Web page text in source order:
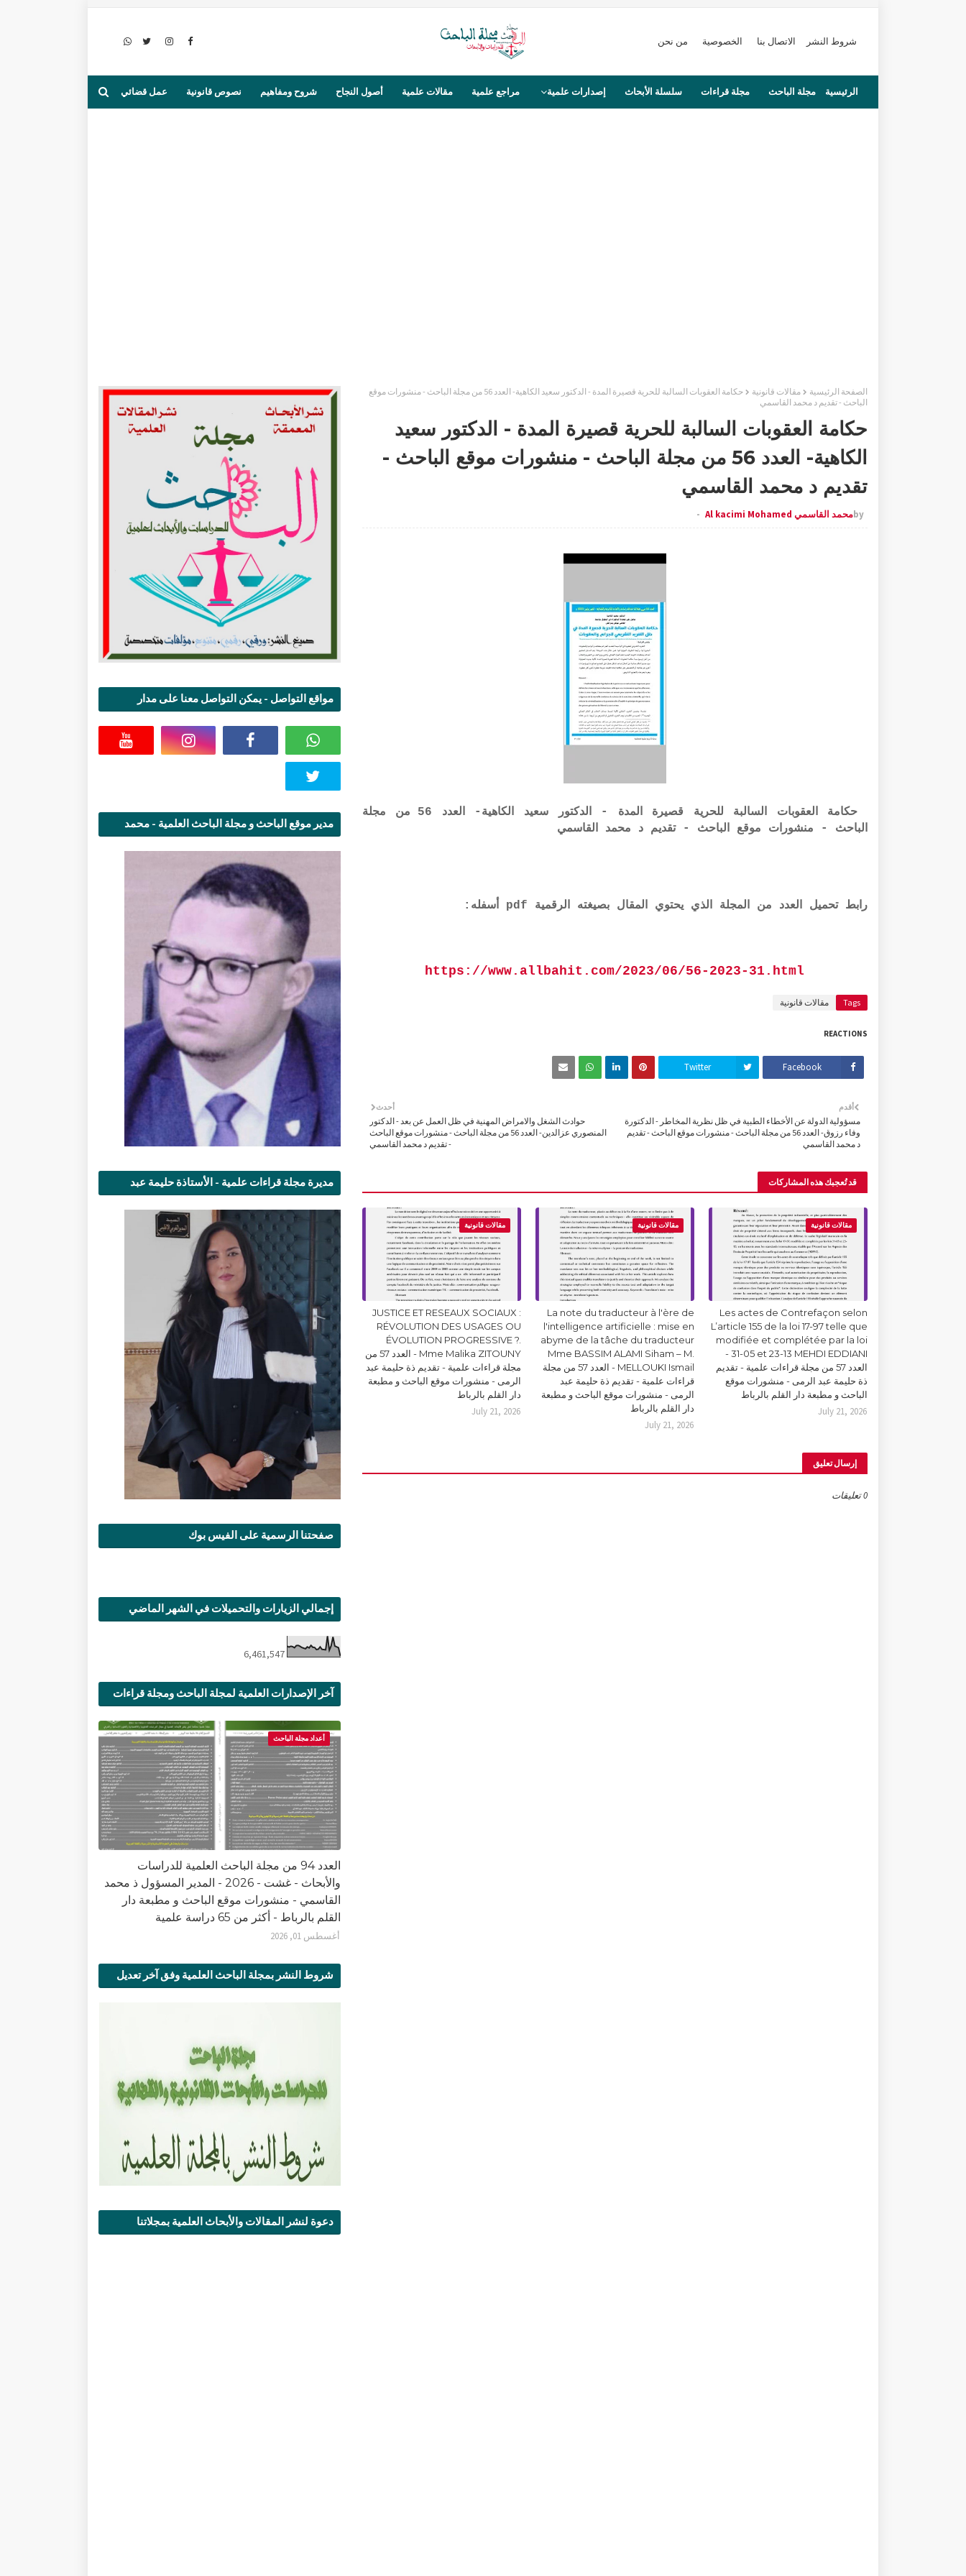
شروط النشر الاتصال بنا الخصوصية من نحن
الرئيسية مجلة الباحث مجلة قراءات سلسلة الأبحاث إصدارات علمية مراجع علمية مقالات علمية أصول النجاح شروح ومفاهيم نصوص قانونية عمل قضائي
الصفحة الرئيسية مقالات قانونية
حكامة العقوبات السالبة للحرية قصيرة المدة - الدكتور سعيد الكاهية- العدد 56 من مجلة الباحث - منشورات موقع
الباحث - تقديم د محمد القاسمي
حكامة العقوبات السالبة للحرية قصيرة المدة - الدكتور سعيد
الكاهية- العدد 56 من مجلة الباحث - منشورات موقع الباحث -
تقديم د محمد القاسمي
byمحمد القاسمي Al kacimi Mohamed
حكامة العقوبات السالبة للحرية قصيرة المدة - الدكتور سعيد الكاهية- العدد 56 من مجلة
الباحث - منشورات موقع الباحث - تقديم د محمد القاسمي
رابط تحميل العدد من المجلة الذي يحتوي المقال بصيغته الرقمية pdf أسفله:
https://www.allbahit.com/2023/06/56-2023-31.html
Tags مقالات قانونية
REACTIONS
Facebook
Twitter
أحدث
حوادث الشغل والامراض المهنية في ظل العمل عن بعد - الدكتور
المنصوري عزالدين- العدد 56 من مجلة الباحث - منشورات موقع الباحث
- تقديم د محمد القاسمي
أقدم
مسؤولية الدولة عن الأخطاء الطبية في ظل نظرية المخاطر - الدكتورة
وفاء رزوق- العدد 56 من مجلة الباحث - منشورات موقع الباحث - تقديم
د محمد القاسمي
قد تُعجبك هذه المشاركات
مقالات قانونية
Les actes de Contrefaçon selon
L’article 155 de la loi 17-97 telle que
modifiée et complétée par la loi
31-05 et 23-13 MEHDI EDDIANI -
العدد 57 من مجلة قراءات علمية - تقديم
ذة حليمة عبد الرمى - منشورات موقع
الباحث و مطبعة دار القلم بالرباط
July 21, 2026
مقالات قانونية
La note du traducteur à l'ère de
l'intelligence artificielle : mise en
abyme de la tâche du traducteur
Mme BASSIM ALAMI Siham – M.
MELLOUKI Ismail - العدد 57 من مجلة
قراءات علمية - تقديم ذة حليمة عبد
الرمى - منشورات موقع الباحث و مطبعة
دار القلم بالرباط
July 21, 2026
مقالات قانونية
JUSTICE ET RESEAUX SOCIAUX :
RÉVOLUTION DES USAGES OU
ÉVOLUTION PROGRESSIVE ?.
Mme Malika ZITOUNY - العدد 57 من
مجلة قراءات علمية - تقديم ذة حليمة عبد
الرمى - منشورات موقع الباحث و مطبعة
دار القلم بالرباط
July 21, 2026
إرسال تعليق
0 تعليقات
مواقع التواصل - يمكن التواصل معنا على مدار
مدير موقع الباحث و مجلة الباحث العلمية - محمد
مديرة مجلة قراءات علمية - الأستاذة حليمة عبد
صفحتنا الرسمية على الفيس بوك
إجمالي الزيارات والتحميلات في الشهر الماضي
6,461,547
آخر الإصدارات العلمية لمجلة الباحث ومجلة قراءات
أعداد مجلة الباحث
العدد 94 من مجلة الباحث العلمية للدراسات
والأبحاث - غشت - 2026 - المدير المسؤول ذ محمد
القاسمي - منشورات موقع الباحث و مطبعة دار
القلم بالرباط - أكثر من 65 دراسة علمية
أغسطس 01, 2026
شروط النشر بمجلة الباحث العلمية وفق آخر تعديل
دعوة لنشر المقالات والأبحاث العلمية بمجلاتنا